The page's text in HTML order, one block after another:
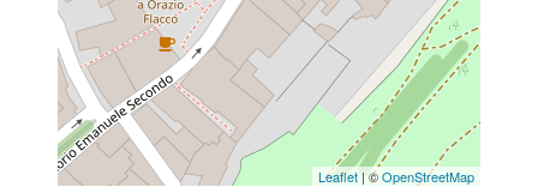
Leaflet | ©OpenStreetMap